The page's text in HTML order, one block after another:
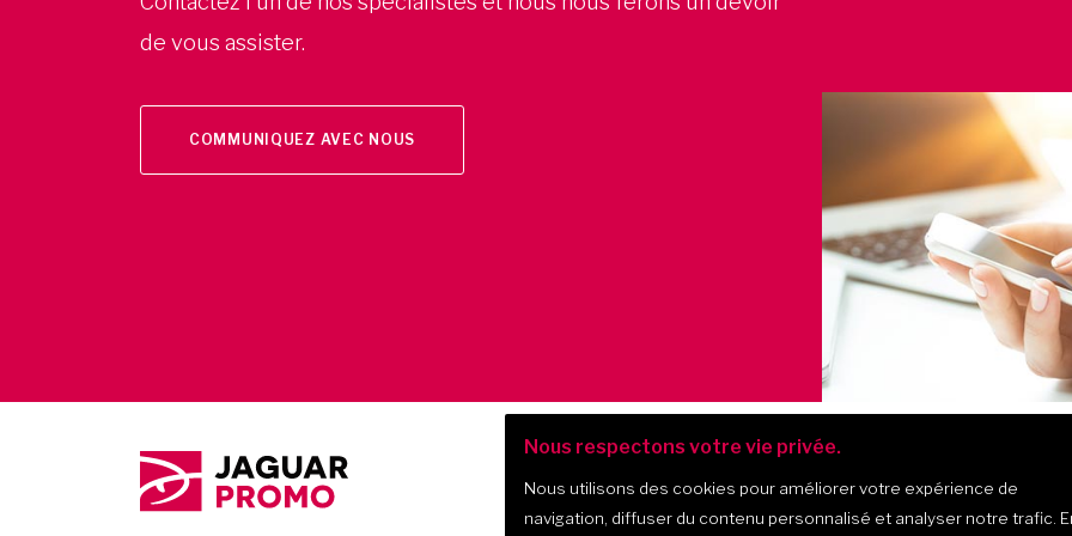
de vous assister.
COMMUNIQUEZ AVEC NOUS
Nous respectons votre vie privée.
Nous utilisons des cookies pour améliorer votre expérience de
navigation, diffuser du contenu personnalisé et analyser notre trafic.